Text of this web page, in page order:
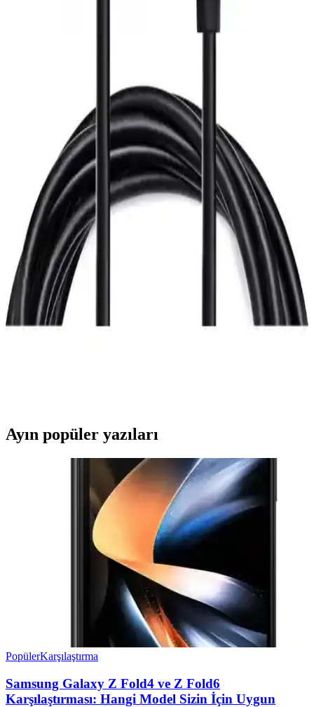
Inca IDPH-18T Displayport HDMI Kablo 4K
ses kalitesi ve dayanıklı yapısıyla profesyonel ve günlük kullanımda
üstün performans sağlar, esnek uzunluk ve güvenilir bağlantı sunar.
HDMI Kablo Karşılaştırması: Uzunluk, Kalite ve
Kullanıcı Deneyimleri Analizi
İki HDMI kablo ürününü teknik özellikler ve kullanıcı geri
bildirimleriyle karşılaştırıyoruz. Uzunluk, malzeme, ses ve görüntü
aktarımı ile performans değerlendirmesi içerir.
HDMI Kablo Karşılaştırması: 4K UHD ve Kısa
HDMI Kablosunun Özellikleri ve Farkları
İki farklı HDMI kabloyu detaylı karşılaştırıyoruz. 4K UHD ve kısa
HDMI kabloların özellikleri, kullanım alanları ve kullanıcı
yorumlarıyla en uygun seçeneği belirleyin.
Paugge 4K 60Hz Thunderbolt 2 Destekli Mini
DisplayPort HDMI Adaptör Kablosu
Ayın popüler yazıları
PopülerKarşılaştırma
Samsung Galaxy Z Fold4 ve Z Fold6
Karşılaştırması: Hangi Model Sizin İçin Uygun